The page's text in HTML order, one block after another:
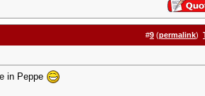
#9 (permalink)
in Peppe